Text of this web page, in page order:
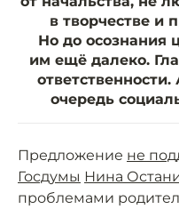
в творчестве и
Но до осознания
им ещё далеко.
очередь
Предложение не
Госдумы Нина
проблемами